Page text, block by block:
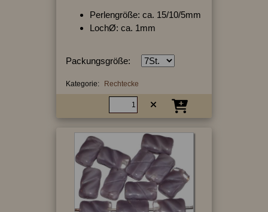
Perlengröße: ca. 15/10/5mm
LochØ: ca. 1mm
Packungsgröße:
Kategorie: Rechtecke